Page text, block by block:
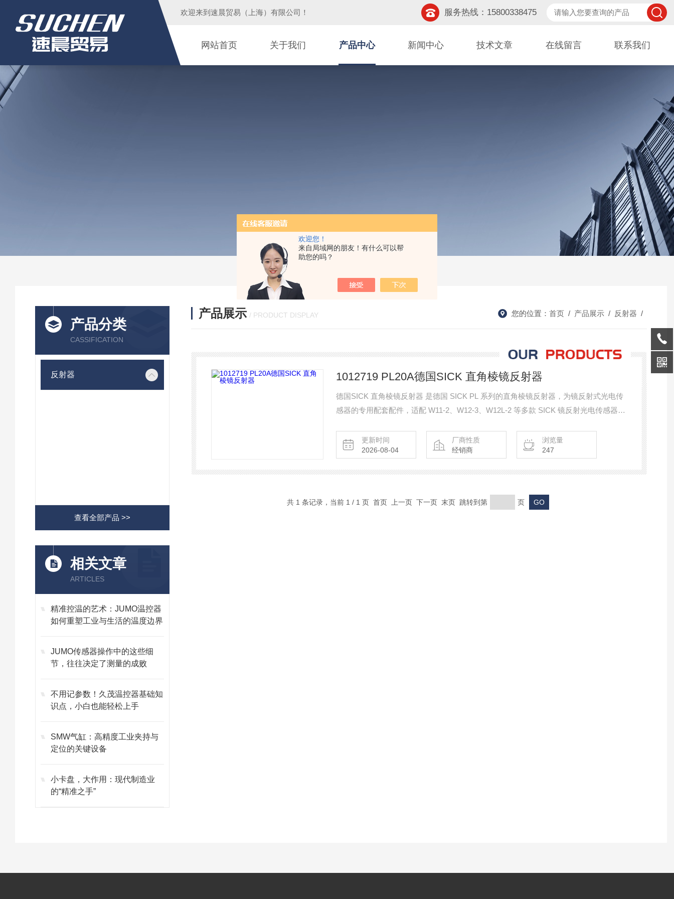
欢迎您！
来自局域网的朋友！有什么可以帮
助您的吗？
欢迎来到 速晨贸易（上海）有限公司 ！ 服务热线：15800338475
网站首页 关于我们 产品中心 新闻中心 技术文章 在线留言 联系我们
产品分类
CASSIFICATION
反射器
查看全部产品 >>
相关文章
ARTICLES
精准控温的艺术：JUMO温控器
如何重塑工业与生活的温度边界
JUMO传感器操作中的这些细
节，往往决定了测量的成败
不用记参数！久茂温控器基础知
识点，小白也能轻松上手
SMW气缸：高精度工业夹持与
定位的关键设备
小卡盘，大作用：现代制造业
的“精准之手”
产品展示 / PRODUCT DISPLAY 您的位置： 首页 / 产品展示 / 反射器 /
1012719 PL20A德国SICK 直角棱镜反射器
德国SICK 直角棱镜反射器 是德国 SICK PL 系列的直角棱镜反射器，为镜反射式光电传
感器的专用配套配件，适配 W11-2、W12-3、W12L-2 等多款 SICK 镜反射光电传感器，
更新时间
2026-08-04
厂商性质
经销商
浏览量
247
共 1 条记录，当前 1 / 1 页 首页 上一页 下一页 末页 跳转到第 页